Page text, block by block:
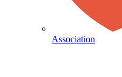
Association